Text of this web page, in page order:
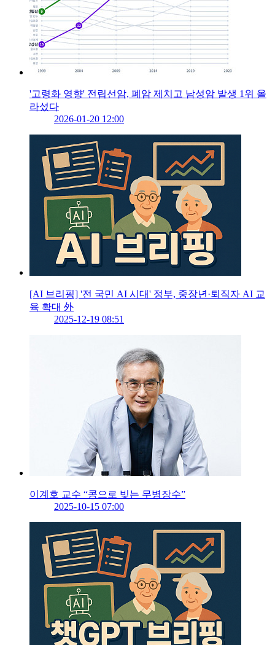
'고령화 영향' 전립선암, 폐암 제치고 남성암 발생 1위 올
라섰다
2026-01-20 12:00
[AI 브리핑] '전 국민 AI 시대' 정부, 중장년·퇴직자 AI 교
육 확대 外
2025-12-19 08:51
이계호 교수 “콩으로 빚는 무병장수”
2025-10-15 07:00